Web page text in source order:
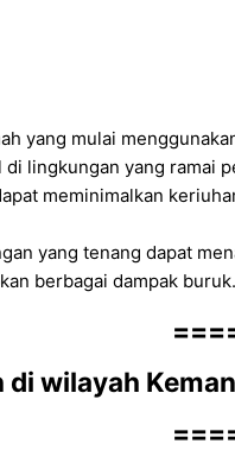
yang mulai
lingkungan yang ramai
meminimalkan
yang tenang dapat
berbagai dampak
di wilayah